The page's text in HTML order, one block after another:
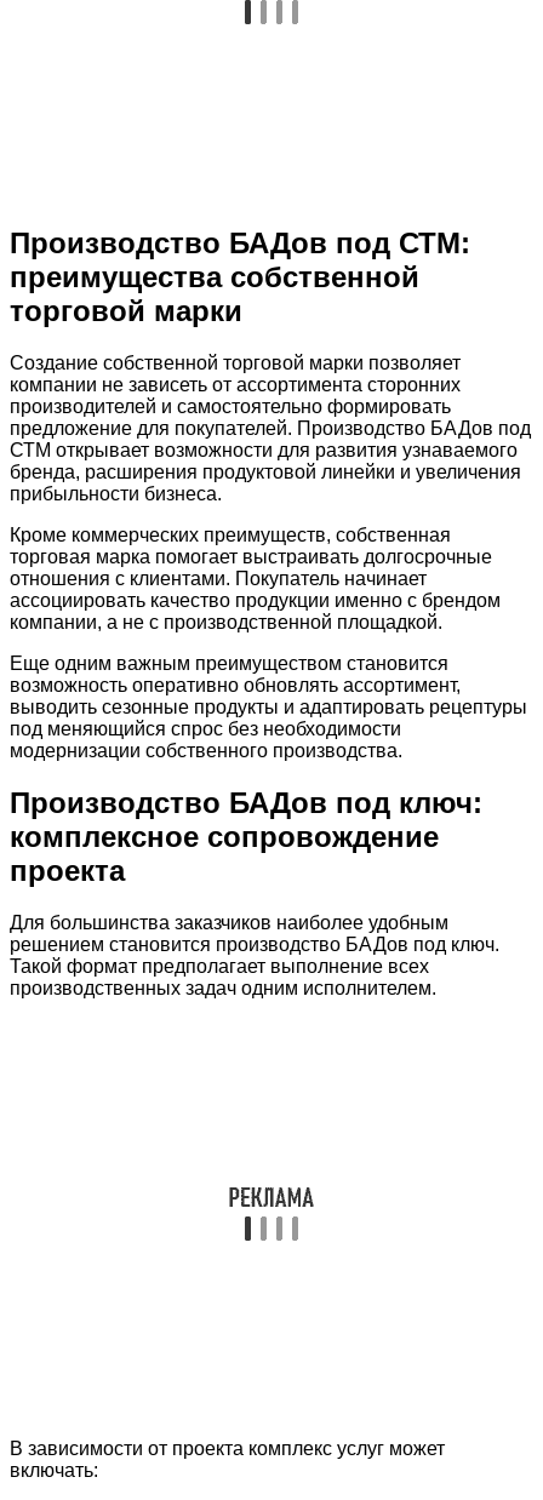
Производство БАДов под СТМ:
преимущества собственной
торговой марки
Создание собственной торговой марки позволяет
компании не зависеть от ассортимента сторонних
производителей и самостоятельно формировать
предложение для покупателей. Производство БАДов под
СТМ открывает возможности для развития узнаваемого
бренда, расширения продуктовой линейки и увеличения
прибыльности бизнеса.
Кроме коммерческих преимуществ, собственная
торговая марка помогает выстраивать долгосрочные
отношения с клиентами. Покупатель начинает
ассоциировать качество продукции именно с брендом
компании, а не с производственной площадкой.
Еще одним важным преимуществом становится
возможность оперативно обновлять ассортимент,
выводить сезонные продукты и адаптировать рецептуры
под меняющийся спрос без необходимости
модернизации собственного производства.
Производство БАДов под ключ:
комплексное сопровождение
проекта
Для большинства заказчиков наиболее удобным
решением становится производство БАДов под ключ.
Такой формат предполагает выполнение всех
производственных задач одним исполнителем.
В зависимости от проекта комплекс услуг может
включать: